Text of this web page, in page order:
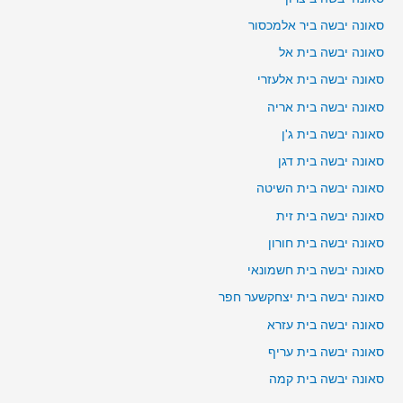
סאונה יבשה ביר אלמכסור
סאונה יבשה בית אל
סאונה יבשה בית אלעזרי
סאונה יבשה בית אריה
סאונה יבשה בית ג'ן
סאונה יבשה בית דגן
סאונה יבשה בית השיטה
סאונה יבשה בית זית
סאונה יבשה בית חורון
סאונה יבשה בית חשמונאי
סאונה יבשה בית יצחקשער חפר
סאונה יבשה בית עזרא
סאונה יבשה בית עריף
סאונה יבשה בית קמה